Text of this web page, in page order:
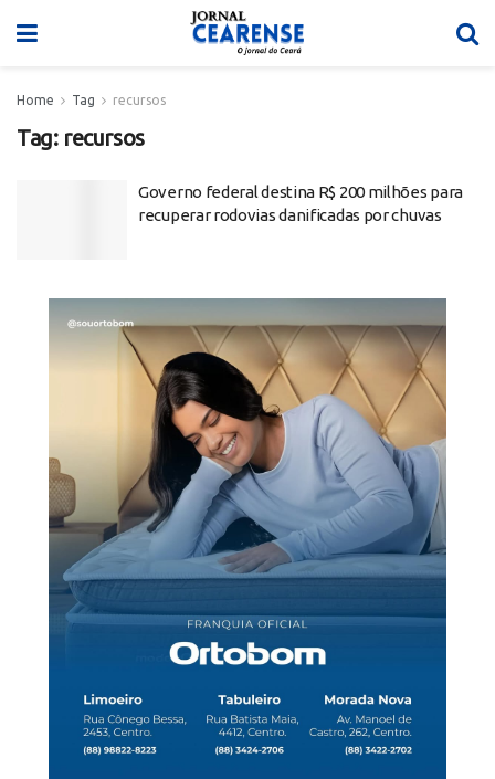
Home Tag recursos
Tag: recursos
Governo federal destina R$ 200 milhões para
recuperar rodovias danificadas por chuvas